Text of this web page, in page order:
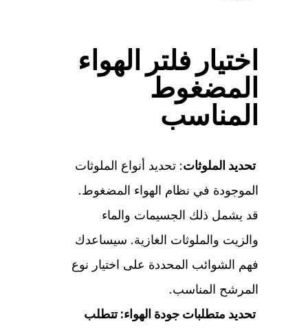
اختيار فلتر الهواء
المضغوط
المناسب
تحديد الملوثات: تحديد أنواع الملوثات
الموجودة في نظام الهواء المضغوط.
قد يشمل ذلك الجسيمات والماء
والزيت والملوثات الغازية. سيساعدك
فهم الشوائب المحددة على اختيار نوع
المرشح المناسب.
تحديد متطلبات جودة الهواء: تتطلب